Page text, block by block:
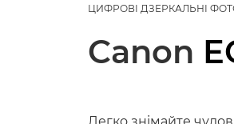
ЦИФРОВІ ДЗЕРКАЛЬНІ
Canon
Легко знімайте